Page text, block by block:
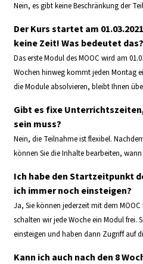
Nein, es gibt keine Beschränkung der
Der Kurs startet am
keine Zeit! Was bedeutet das?
Das erste Modul des MOOC wird am
Wochen hinweg kommt jeden Montag
die Module absolvieren, bleibt Ihnen
Gibt es fixe
sein muss?
Nein, die Teilnahme ist flexibel.
können Sie die Inhalte bearbeiten,
Ich habe den Startzeitpunkt
ich immer noch einsteigen?
Ja, Sie können jederzeit mit dem MOOC
schalten wir jede Woche ein Modul frei.
einsteigen und haben dann Zugriff auf
Kann ich auch nach den 8